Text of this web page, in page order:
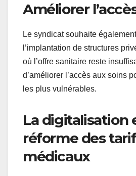
Améliorer
Le syndicat souhaite
l’implantation de structures
où l’offre sanitaire reste
d’améliorer l’accès aux soins
les plus vulnérables.
La digitalisation
réforme des
médicaux